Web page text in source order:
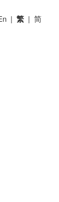
| 繁 | 简